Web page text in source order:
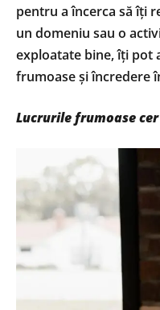
pentru a încerca să îți
un domeniu sau o
exploatate bine, îți pot
frumoase și încredere
Lucrurile frumoase